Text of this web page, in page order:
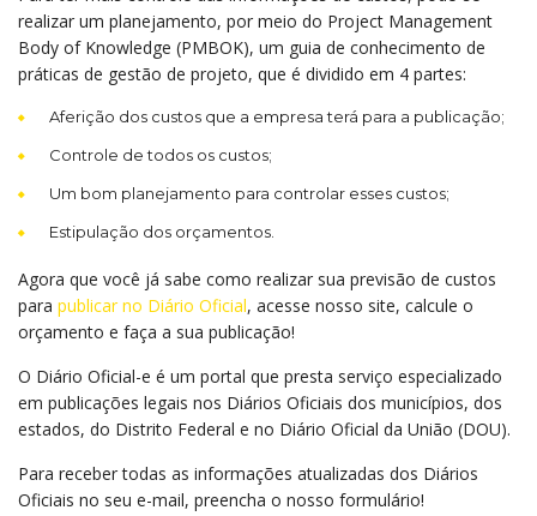
realizar um planejamento, por meio do Project Management
Body of Knowledge (PMBOK), um guia de conhecimento de
práticas de gestão de projeto, que é dividido em 4 partes:
Aferição dos custos que a empresa terá para a publicação;
Controle de todos os custos;
Um bom planejamento para controlar esses custos;
Estipulação dos orçamentos.
Agora que você já sabe como realizar sua previsão de custos
para publicar no Diário Oficial, acesse nosso site, calcule o
orçamento e faça a sua publicação!
O Diário Oficial-e é um portal que presta serviço especializado
em publicações legais nos Diários Oficiais dos municípios, dos
estados, do Distrito Federal e no Diário Oficial da União (DOU).
Para receber todas as informações atualizadas dos Diários
Oficiais no seu e-mail, preencha o nosso formulário!